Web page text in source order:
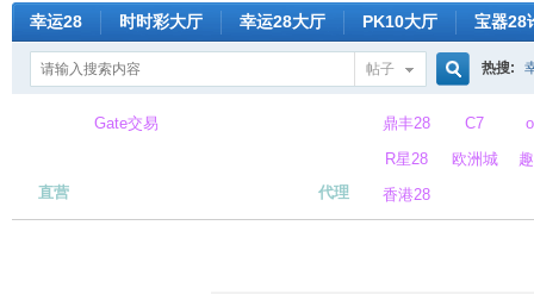
幸运28 时时彩大厅 幸运28大厅 PK10大厅 宝器28
帖子 热搜:
直营
Gate交易
代理
鼎丰28 C7
R星28
欧洲城
香港28